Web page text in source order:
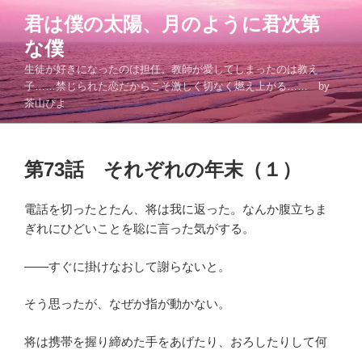
テ
ン
ツ
へ
ス
君は僕の太陽、月のように君次第
な僕
生徒が好きになったのは担任。教師が愛してしまったのは教え
子……禁じられた恋だからこそ激しく切なく燃え上がる…… by
茶山ぴよ
投
稿
第73話 それぞれの年末（１）
電話を切ったとたん、将は我に返った。なんか腹立ちま
ぎれにひどいことを聡に言った気がする。
――すぐに掛けなおして謝らないと。
そう思ったが、なぜか指が動かない。
将は携帯を握り締めた手をあげたり、おろしたりして何